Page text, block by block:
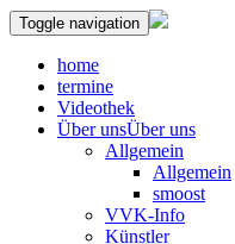
Toggle navigation
home
termine
Videothek
Über unsÜber uns
Allgemein
Allgemein
smoost
VVK-Info
Künstler